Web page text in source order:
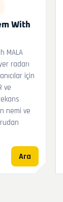
With
MALA
radarı
için
ve
nemi ve
Ara